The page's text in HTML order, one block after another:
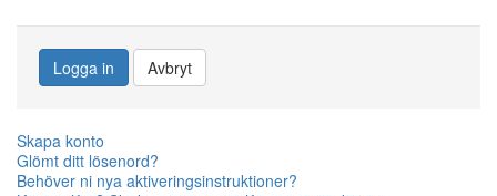
Logga in Avbryt
Skapa konto
Glömt ditt lösenord?
Behöver ni nya aktiveringsinstruktioner?